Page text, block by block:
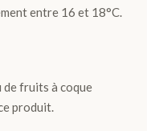
entre 16 et 18°C.
de fruits à coque
produit.